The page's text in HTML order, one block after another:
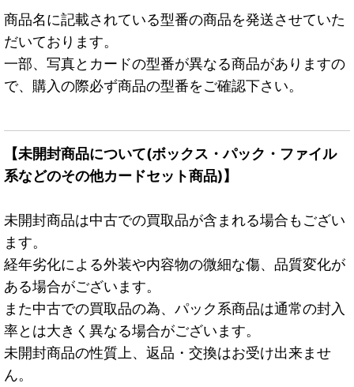
商品名に記載されている型番の商品を発送させていた
だいております。
一部、写真とカードの型番が異なる商品がありますの
で、購入の際必ず商品の型番をご確認下さい。
【未開封商品について(ボックス・パック・ファイル
系などのその他カードセット商品)】
未開封商品は中古での買取品が含まれる場合もござい
ます。
経年劣化による外装や内容物の微細な傷、品質変化が
ある場合がございます。
また中古での買取品の為、パック系商品は通常の封入
率とは大きく異なる場合がございます。
未開封商品の性質上、返品・交換はお受け出来ませ
ん。